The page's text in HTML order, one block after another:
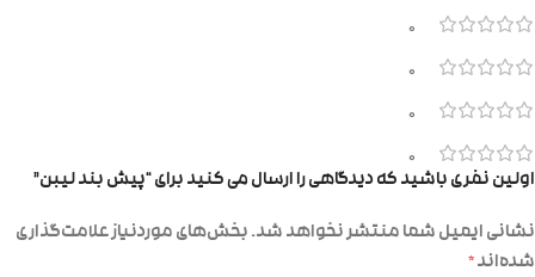
0
0
0
0
اولین نفری باشید که دیدگاهی را ارسال می کنید برای “پیش بند لیبن”
نشانی ایمیل شما منتشر نخواهد شد.بخش‌های موردنیاز علامت‌گذاری
شده‌اند*